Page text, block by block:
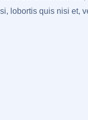
lobortis quis nisi et,